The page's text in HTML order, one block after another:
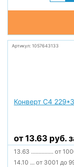
Артикул: 1057643133
Конверт С4
от 13.63 руб.
13.63 ............... от
14.10 ... от 3001 до